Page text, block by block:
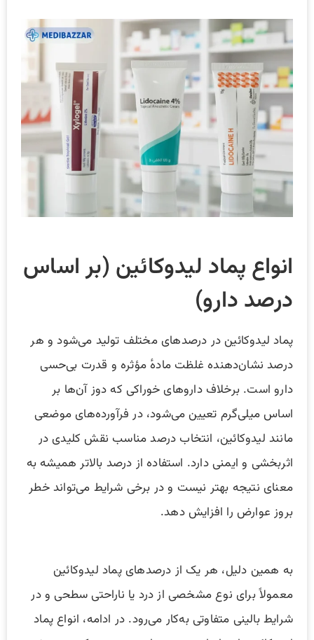
انواع پماد لیدوکائین (بر اساس
درصد دارو)
پماد لیدوکائین در درصدهای مختلف تولید می‌شود و هر
درصد نشان‌دهنده غلظت مادهٔ مؤثره و قدرت بی‌حسی
دارو است. برخلاف داروهای خوراکی که دوز آن‌ها بر
اساس میلی‌گرم تعیین می‌شود، در فرآورده‌های موضعی
مانند لیدوکائین، انتخاب درصد مناسب نقش کلیدی در
اثربخشی و ایمنی دارد. استفاده از درصد بالاتر همیشه به
معنای نتیجه بهتر نیست و در برخی شرایط می‌تواند خطر
بروز عوارض را افزایش دهد.
به همین دلیل، هر یک از درصدهای پماد لیدوکائین
معمولاً برای نوع مشخصی از درد یا ناراحتی سطحی و در
شرایط بالینی متفاوتی به‌کار می‌رود. در ادامه، انواع پماد